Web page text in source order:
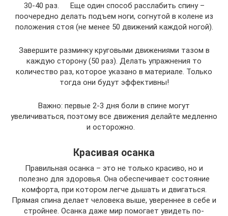
30-40 раз. Еще один способ расслабить спину –
поочередно делать подъем ноги, согнутой в колене из
положения стоя (не менее 50 движений каждой ногой).
Завершите разминку круговыми движениями тазом в
каждую сторону (50 раз). Делать упражнения то
количество раз, которое указано в материале. Только
тогда они будут эффективны!
Важно: первые 2-3 дня боли в спине могут
увеличиваться, поэтому все движения делайте медленно
и осторожно.
Красивая осанка
Правильная осанка – это не только красиво, но и
полезно для здоровья. Она обеспечивает состояние
комфорта, при котором легче дышать и двигаться.
Прямая спина делает человека выше, увереннее в себе и
стройнее. Осанка даже мир помогает увидеть по-